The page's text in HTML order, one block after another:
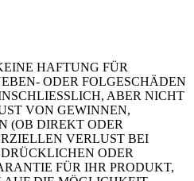
HAFTUNG FÜR
ODER FOLGESCHÄDEN
ABER NICHT
VON GEWINNEN,
(OB DIREKT ODER
VERLUST BEI
ODER
FÜR IHR PRODUKT,